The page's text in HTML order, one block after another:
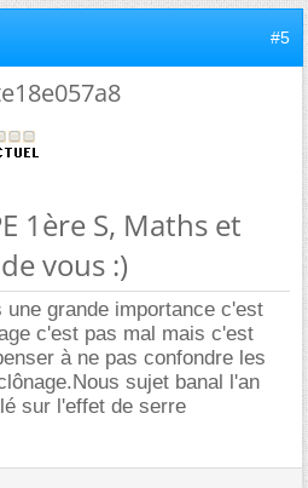
#5
1ère S, Maths et
vous :)
grande importance c'est
c'est pas mal mais c'est
à ne pas confondre les
sujet banal l'an
sur l'effet de serre